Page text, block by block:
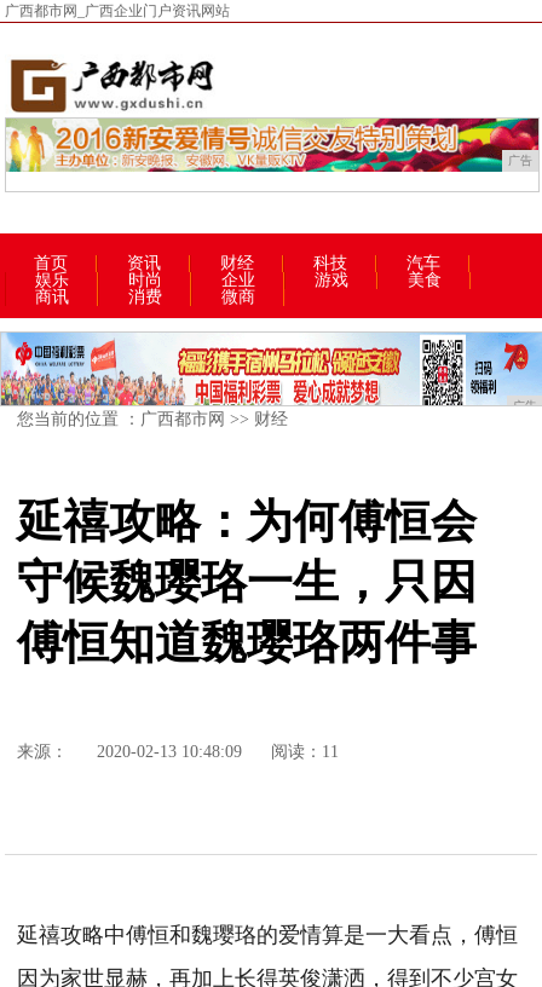
广西都市网_广西企业门户资讯网站
广告
首页 资讯 财经 科技
汽车
娱乐
时尚 企业 游戏
美食
商讯
消费 微商
广告
您当前的位置 ： 广西都市网 >> 财经
延禧攻略：为何傅恒会
守候魏璎珞一生，只因
傅恒知道魏璎珞两件事
来源： 2020-02-13 10:48:09 阅读：11
延禧攻略中傅恒和魏璎珞的爱情算是一大看点，傅恒
因为家世显赫，再加上长得英俊潇洒，得到不少宫女